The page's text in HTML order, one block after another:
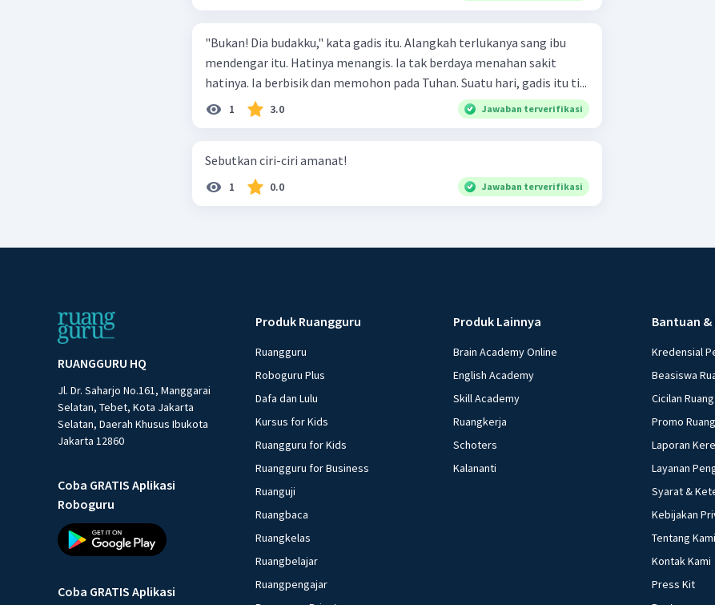
"Bukan! Dia budakku," kata gadis itu. Alangkah terlukanya sang ibu
mendengar itu. Hatinya menangis. Ia tak berdaya menahan sakit
hatinya. Ia berbisik dan memohon pada Tuhan. Suatu hari, gadis itu ti...
1 3.0 Jawaban terverifikasi
Sebutkan ciri-ciri amanat!
1 0.0 Jawaban terverifikasi
RUANGGURU HQ
Jl. Dr. Saharjo No.161, Manggarai
Selatan, Tebet, Kota Jakarta
Selatan, Daerah Khusus Ibukota
Jakarta 12860
Coba GRATIS Aplikasi
Roboguru
Coba GRATIS Aplikasi
Produk Ruangguru
Ruangguru
Roboguru Plus
Dafa dan Lulu
Kursus for Kids
Ruangguru for Kids
Ruangguru for Business
Ruanguji
Ruangbaca
Ruangkelas
Ruangbelajar
Ruangpengajar
Produk Lainnya
Brain Academy Online
English Academy
Skill Academy
Ruangkerja
Schoters
Kalananti
Bantuan &
Kredensial
Beasiswa
Cicilan
Promo
Laporan
Layanan
Syarat &
Kebijakan
Tentang Kami
Kontak Kami
Press Kit